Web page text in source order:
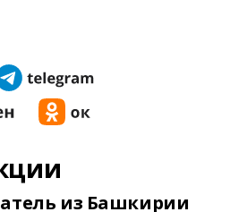
из Башкирии